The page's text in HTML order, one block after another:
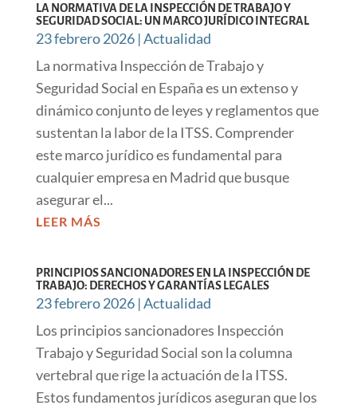
LA NORMATIVA DE LA INSPECCIÓN DE TRABAJO Y
SEGURIDAD SOCIAL: UN MARCO JURÍDICO INTEGRAL
23 febrero 2026|Actualidad
La normativa Inspección de Trabajo y
Seguridad Social en España es un extenso y
dinámico conjunto de leyes y reglamentos que
sustentan la labor de la ITSS. Comprender
este marco jurídico es fundamental para
cualquier empresa en Madrid que busque
asegurar el...
LEER MÁS
PRINCIPIOS SANCIONADORES EN LA INSPECCIÓN DE
TRABAJO: DERECHOS Y GARANTÍAS LEGALES
23 febrero 2026|Actualidad
Los principios sancionadores Inspección
Trabajo y Seguridad Social son la columna
vertebral que rige la actuación de la ITSS.
Estos fundamentos jurídicos aseguran que los